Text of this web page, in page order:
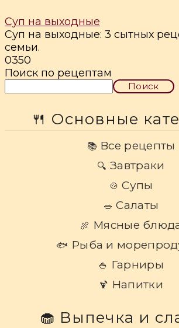
Суп на выходные
Суп на выходные: 3 сытных
семьи.
0350
Поиск по рецептам
Поиск
🍴 Основные
📚Все рецепты
🔍 Завтраки
🍲 Супы
🥗 Салаты
🍖 Мясные
🐟 Рыба и
🍚 Гарниры
🍹 Напитки
🧁 Выпечка и